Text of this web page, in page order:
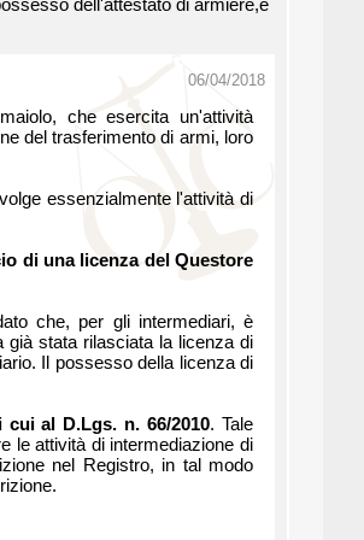
dell'attestato di armiere,e
06/04/2018
che esercita un'attività
del trasferimento di armi, loro
essenzialmente l'attività di
di una licenza del Questore
che, per gli intermediari, è
già stata rilasciata la licenza di
Il possesso della licenza di
al D.Lgs. n. 66/2010. Tale
le attività di intermediazione di
nel Registro, in tal modo